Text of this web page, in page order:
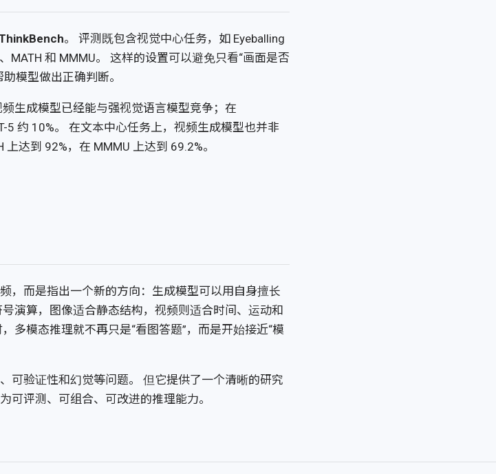
。 评测既包含视觉中心任务，如 Eyeballing
MATH 和 MMMU。 这样的设置可以避免只看“画面是否
模型做出正确判断。
生成模型已经能与强视觉语言模型竞争；在
5 约 10%。 在文本中心任务上，视频生成模型也并非
达到 92%，在 MMMU 上达到 69.2%。
，而是指出一个新的方向：生成模型可以用自身擅长
演算，图像适合静态结构，视频则适合时间、运动和
多模态推理就不再只是“看图答题”，而是开始接近“模
可验证性和幻觉等问题。 但它提供了一个清晰的研究
可评测、可组合、可改进的推理能力。